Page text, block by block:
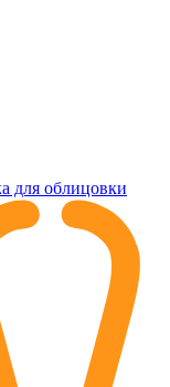
для облицовки